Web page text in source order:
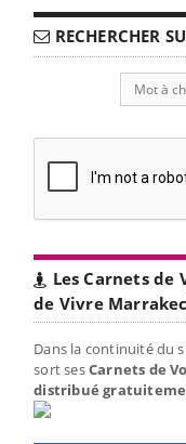
RECHERCHER
Les Carnets de
de Vivre
Dans la continuité du
sort sesCarnets de
distribué